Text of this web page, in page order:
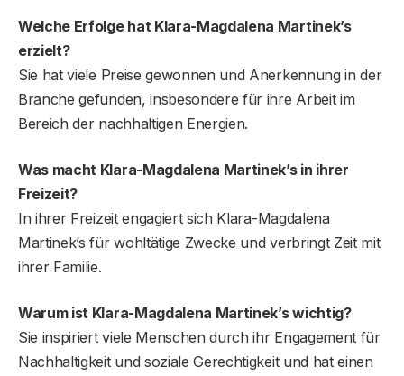
Welche Erfolge hat Klara-Magdalena Martinek’s
erzielt?
Sie hat viele Preise gewonnen und Anerkennung in der
Branche gefunden, insbesondere für ihre Arbeit im
Bereich der nachhaltigen Energien.
Was macht Klara-Magdalena Martinek’s in ihrer
Freizeit?
In ihrer Freizeit engagiert sich Klara-Magdalena
Martinek’s für wohltätige Zwecke und verbringt Zeit mit
ihrer Familie.
Warum ist Klara-Magdalena Martinek’s wichtig?
Sie inspiriert viele Menschen durch ihr Engagement für
Nachhaltigkeit und soziale Gerechtigkeit und hat einen